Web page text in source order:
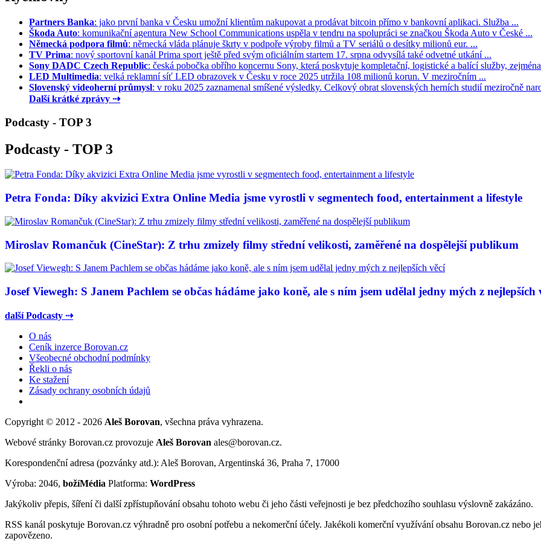
Partners Banka: jako první banka v Česku umožní klientům nakupovat a prodávat bitcoin přímo v bankovní aplikaci. Služba ...
Škoda Auto: komunikační agentura New School Communications uspěla v tendru na spolupráci se značkou Škoda Auto v České ...
Německá podpora filmů: německá vláda plánuje škrty v podpoře výroby filmů a TV seriálů o desítky milionů eur. ...
TV Prima: nový sportovní kanál Prima sport ještě před svým oficiálním startem 17. srpna odvysílá také odvetné utkání ...
Sony DADC Czech Republic: česká pobočka obřího koncernu Sony, která poskytuje kompletační, logistické a balící služby,
LED Multimedia: velká reklamní síť LED obrazovek v Česku v roce 2025 utržila 108 milionů korun. V meziročním ...
Slovenský videoherní průmysl: v roku 2025 zaznamenal smíšené výsledky. Celkový obrat slovenských herních studií meziročně
Další krátké zprávy ⇢
Podcasty - TOP 3
Podcasty - TOP 3
Petra Fonda: Díky akvizici Extra Online Media jsme vyrostli v segmentech food, entertainment a lifestyle
Miroslav Romančuk (CineStar): Z trhu zmizely filmy střední velikosti, zaměřené na dospělejší publikum
Josef Viewegh: S Janem Pachlem se občas hádáme jako koně, ale s ním jsem udělal jedny mých z nejlepších
další Podcasty ⇢
O nás
Ceník inzerce Borovan.cz
Všeobecné obchodní podmínky
Řekli o nás
Ke stažení
Zásady ochrany osobních údajů
Copyright © 2012 - 2026 Aleš Borovan, všechna práva vyhrazena.
Webové stránky Borovan.cz provozuje Aleš Borovan ales@borovan.cz.
Korespondenční adresa (pozvánky atd.): Aleš Borovan, Argentinská 36, Praha 7, 17000
Výroba: 2046, božíMédia Platforma: WordPress
Jakýkoliv přepis, šíření či další zpřístupňování obsahu tohoto webu či jeho části veřejnosti je bez předchozího souhlasu výslovně zakázáno.
RSS kanál poskytuje Borovan.cz výhradně pro osobní potřebu a nekomerční účely. Jakékoli komerční využívání obsahu Borovan.cz nebo
zapovězeno.